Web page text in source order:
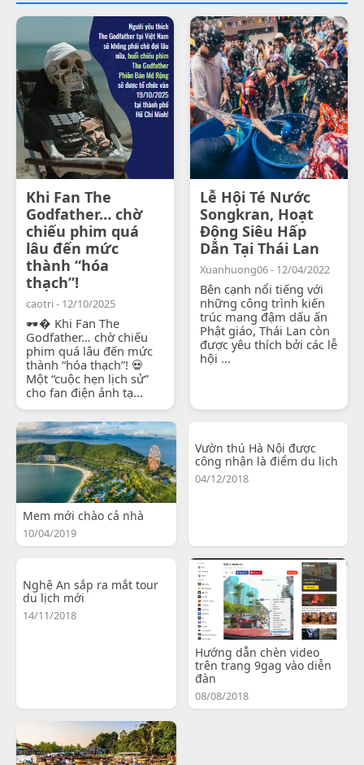
Khi Fan The
Godfather… chờ
chiếu phim quá
lâu đến mức
thành “hóa
thạch”!
caotri - 12/10/2025
🕶� Khi Fan The
Godfather… chờ chiếu
phim quá lâu đến mức
thành “hóa thạch”! 💀
Một “cuộc hẹn lịch sử”
cho fan điện ảnh tạ...
Lễ Hội Té Nước
Songkran, Hoạt
Động Siêu Hấp
Dẫn Tại Thái Lan
Xuanhuong06 - 12/04/2022
Bên cạnh nổi tiếng với
những công trình kiến
trúc mang đậm dấu ấn
Phật giáo, Thái Lan còn
được yêu thích bởi các lễ
hội ...
Mem mới chào cả nhà
10/04/2019
Vườn thú Hà Nội được
công nhận là điểm du lịch
04/12/2018
Nghệ An sắp ra mắt tour
du lịch mới
14/11/2018
Hướng dẫn chèn video
trên trang 9gag vào diễn
đàn
08/08/2018